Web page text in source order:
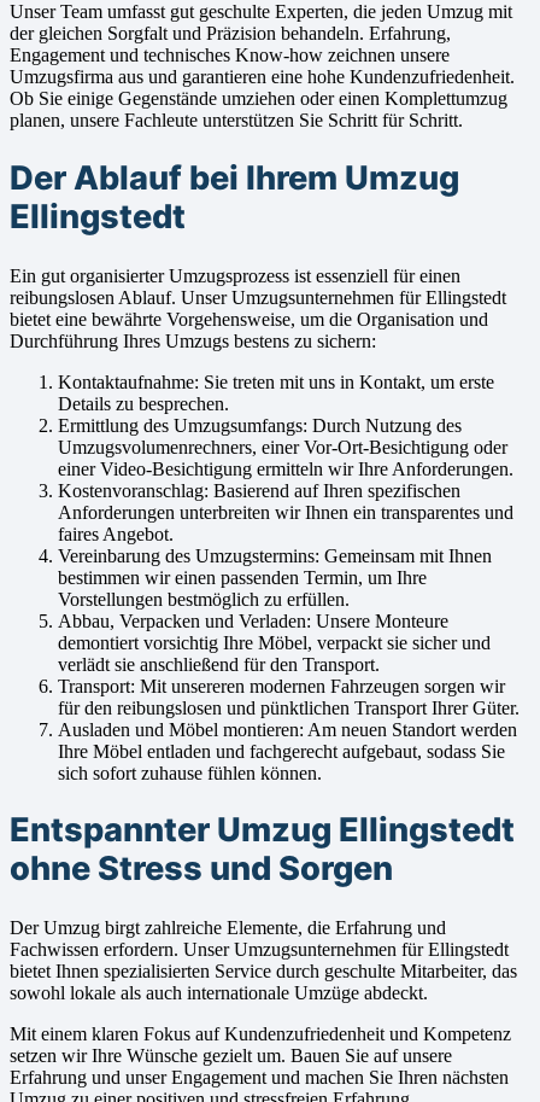
Unser Team umfasst gut geschulte Experten, die jeden Umzug mit
der gleichen Sorgfalt und Präzision behandeln. Erfahrung,
Engagement und technisches Know-how zeichnen unsere
Umzugsfirma aus und garantieren eine hohe Kundenzufriedenheit.
Ob Sie einige Gegenstände umziehen oder einen Komplettumzug
planen, unsere Fachleute unterstützen Sie Schritt für Schritt.
Der Ablauf bei Ihrem Umzug
Ellingstedt
Ein gut organisierter Umzugsprozess ist essenziell für einen
reibungslosen Ablauf. Unser Umzugsunternehmen für Ellingstedt
bietet eine bewährte Vorgehensweise, um die Organisation und
Durchführung Ihres Umzugs bestens zu sichern:
Kontaktaufnahme: Sie treten mit uns in Kontakt, um erste
Details zu besprechen.
Ermittlung des Umzugsumfangs: Durch Nutzung des
Umzugsvolumenrechners, einer Vor-Ort-Besichtigung oder
einer Video-Besichtigung ermitteln wir Ihre Anforderungen.
Kostenvoranschlag: Basierend auf Ihren spezifischen
Anforderungen unterbreiten wir Ihnen ein transparentes und
faires Angebot.
Vereinbarung des Umzugstermins: Gemeinsam mit Ihnen
bestimmen wir einen passenden Termin, um Ihre
Vorstellungen bestmöglich zu erfüllen.
Abbau, Verpacken und Verladen: Unsere Monteure
demontiert vorsichtig Ihre Möbel, verpackt sie sicher und
verlädt sie anschließend für den Transport.
Transport: Mit unsereren modernen Fahrzeugen sorgen wir
für den reibungslosen und pünktlichen Transport Ihrer Güter.
Ausladen und Möbel montieren: Am neuen Standort werden
Ihre Möbel entladen und fachgerecht aufgebaut, sodass Sie
sich sofort zuhause fühlen können.
Entspannter Umzug Ellingstedt
ohne Stress und Sorgen
Der Umzug birgt zahlreiche Elemente, die Erfahrung und
Fachwissen erfordern. Unser Umzugsunternehmen für Ellingstedt
bietet Ihnen spezialisierten Service durch geschulte Mitarbeiter, das
sowohl lokale als auch internationale Umzüge abdeckt.
Mit einem klaren Fokus auf Kundenzufriedenheit und Kompetenz
setzen wir Ihre Wünsche gezielt um. Bauen Sie auf unsere
Erfahrung und unser Engagement und machen Sie Ihren nächsten